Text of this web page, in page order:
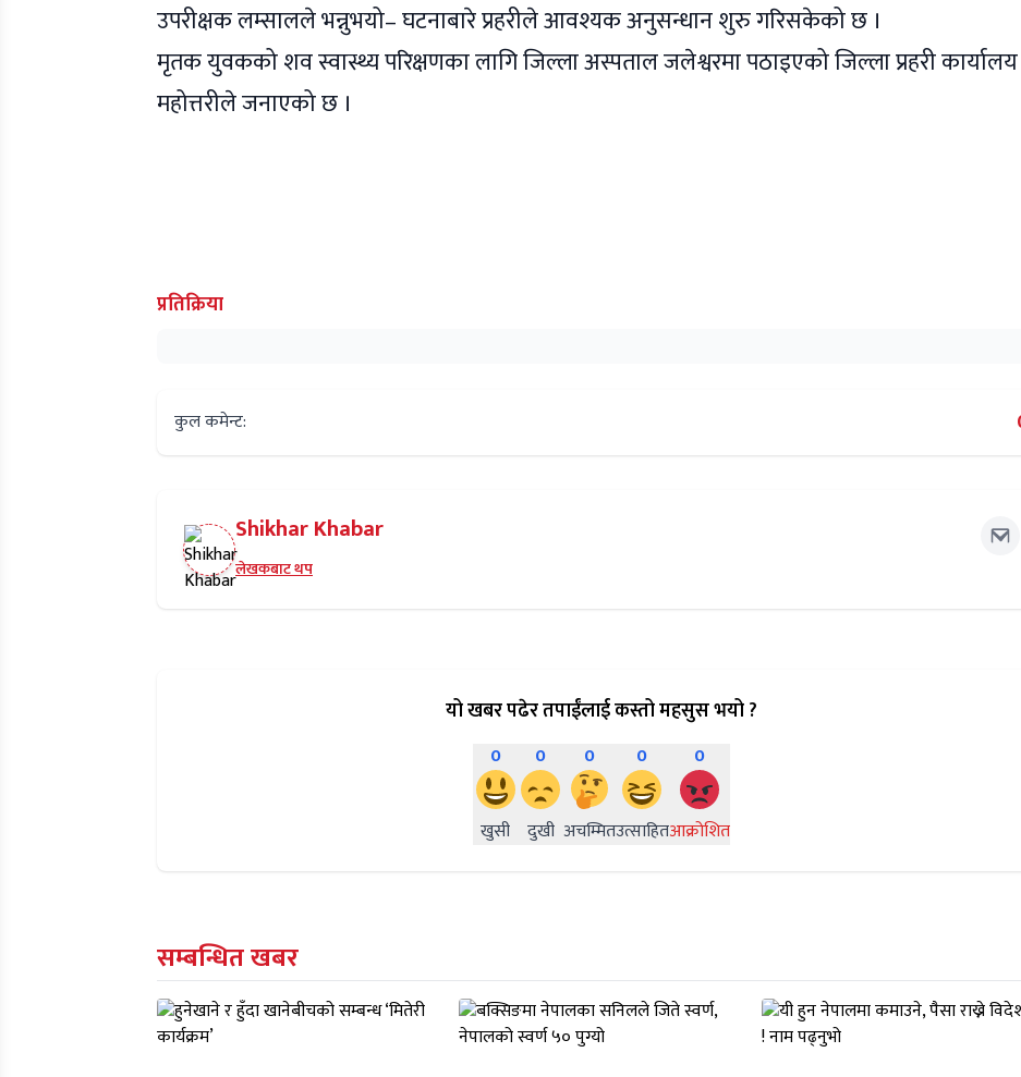
उपरीक्षक लम्सालले भन्नुभयो– घटनाबारे प्रहरीले आवश्यक अनुसन्धान शुरु गरिसकेको छ ।
मृतक युवकको शव स्वास्थ्य परिक्षणका लागि जिल्ला अस्पताल जलेश्वरमा पठाइएको जिल्ला प्रहरी कार्यालय
महोत्तरीले जनाएको छ ।
प्रतिक्रिया
कुल कमेन्ट:
Shikhar Khabar
लेखकबाट थप
यो खबर पढेर तपाईंलाई कस्तो महसुस भयो ?
0
खुसी
0
दुखी
0
अचम्मित
0
उत्साहित
0
आक्रोशित
सम्बन्धित खबर